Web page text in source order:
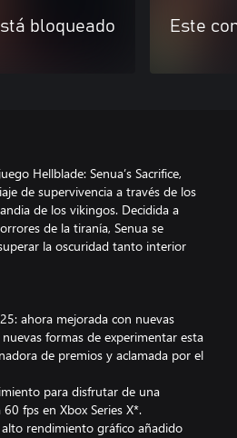
bloqueado Este
Hellblade: Senua’s Sacrifice,
de supervivencia a través de los
de los vikingos. Decidida a
de la tiranía, Senua se
la oscuridad tanto interior
ahora mejorada con nuevas
formas de experimentar esta
de premios y aclamada por el
para disfrutar de una
fps en Xbox Series X*.
rendimiento gráfico añadido